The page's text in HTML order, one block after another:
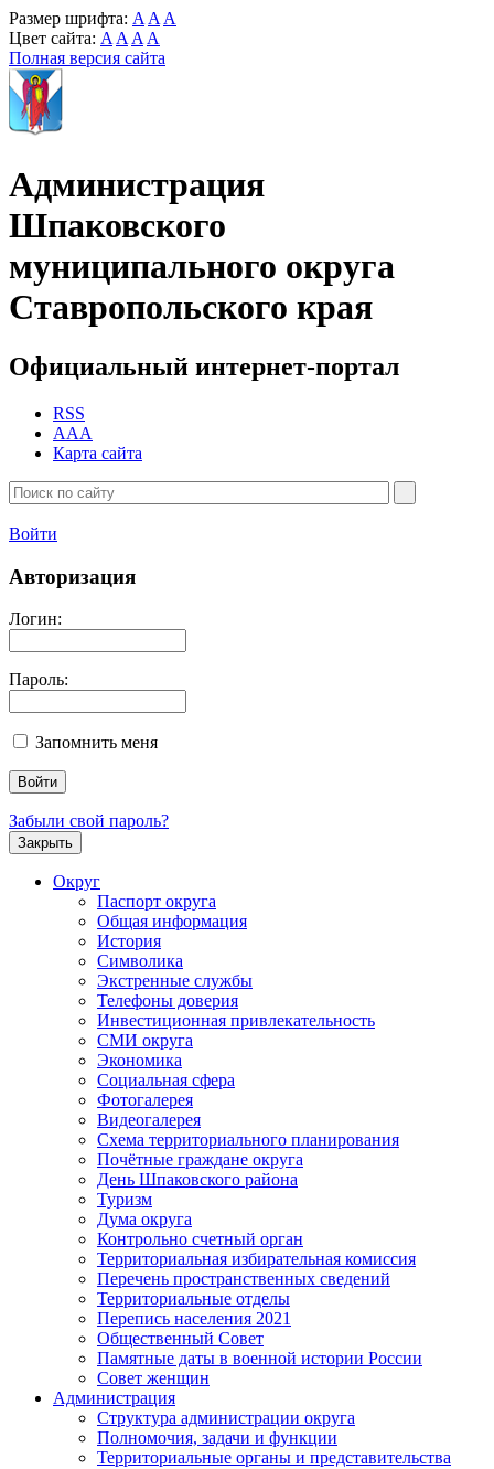
Размер шрифта: A A A
Цвет сайта: A A A A
Полная версия сайта
Администрация
Шпаковского
муниципального округа
Ставропольского края
Официальный интернет-портал
RSS
AAA
Карта сайта
Войти
Авторизация
Логин:
Пароль:
Запомнить меня
Забыли свой пароль?
Закрыть
Округ
Паспорт округа
Общая информация
История
Символика
Экстренные службы
Телефоны доверия
Инвестиционная привлекательность
СМИ округа
Экономика
Социальная сфера
Фотогалерея
Видеогалерея
Схема территориального планирования
Почётные граждане округа
День Шпаковского района
Туризм
Дума округа
Контрольно счетный орган
Территориальная избирательная комиссия
Перечень пространственных сведений
Территориальные отделы
Перепись населения 2021
Общественный Совет
Памятные даты в военной истории России
Совет женщин
Администрация
Структура администрации округа
Полномочия, задачи и функции
Территориальные органы и представительства